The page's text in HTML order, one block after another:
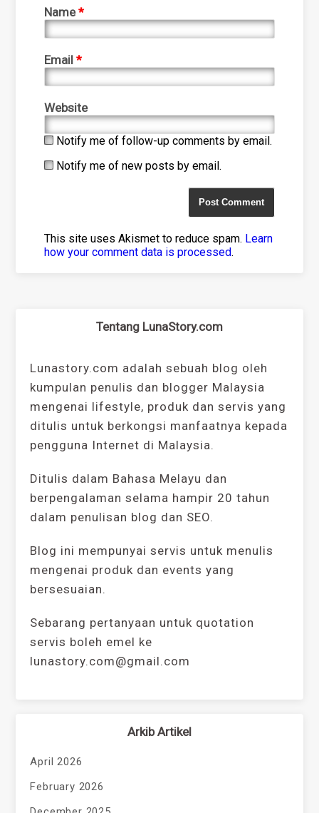
Name*
Email*
Website
Notify me of follow-up comments by email.
Notify me of new posts by email.
This site uses Akismet to reduce spam. Learn
how your comment data is processed.
Tentang LunaStory.com
Lunastory.com adalah sebuah blog oleh
kumpulan penulis dan blogger Malaysia
mengenai lifestyle, produk dan servis yang
ditulis untuk berkongsi manfaatnya kepada
pengguna Internet di Malaysia.
Ditulis dalam Bahasa Melayu dan
berpengalaman selama hampir 20 tahun
dalam penulisan blog dan SEO.
Blog ini mempunyai servis untuk menulis
mengenai produk dan events yang
bersesuaian.
Sebarang pertanyaan untuk quotation
servis boleh emel ke
lunastory.com@gmail.com
Arkib Artikel
April 2026
February 2026